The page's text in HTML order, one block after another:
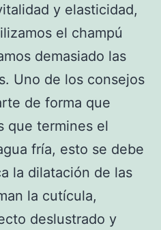
y elasticidad,
el champú
demasiado las
Uno de los consejos
de forma que
que termines el
fría, esto se debe
la dilatación de las
la cutícula,
deslustrado y